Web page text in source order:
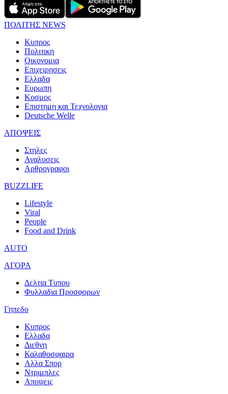
ΠΟΛΙΤΗΣ NEWS
Κυπρος
Πολιτικη
Οικονομια
Επιχειρησεις
Ελλαδα
Ευρωπη
Κοσμος
Επιστημη και Τεχνολογια
Deutsche Welle
ΑΠΟΨΕΙΣ
Στηλες
Αναλυσεις
Αρθρογραφοι
BUZZLIFE
Lifestyle
Viral
People
Food and Drink
AUTO
ΑΓΟΡΑ
Δελτια Τυπου
Φυλλαδια Προσφορων
Γηπεδο
Κυπρος
Ελλαδα
Διεθνη
Καλαθοσφαιρα
Αλλα Σπορ
Ντριμπλες
Αποψεις